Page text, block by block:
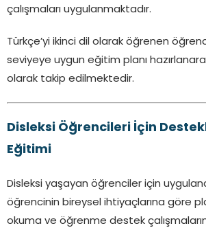
çalışmaları uygulanmaktadır.
Türkçe’yi ikinci dil olarak öğrenen
seviyeye uygun eğitim planı
olarak takip edilmektedir.
Disleksi Öğrencileri İçin
Eğitimi
Disleksi yaşayan öğrenciler için
öğrencinin bireysel ihtiyaçlarına göre
okuma ve öğrenme destek